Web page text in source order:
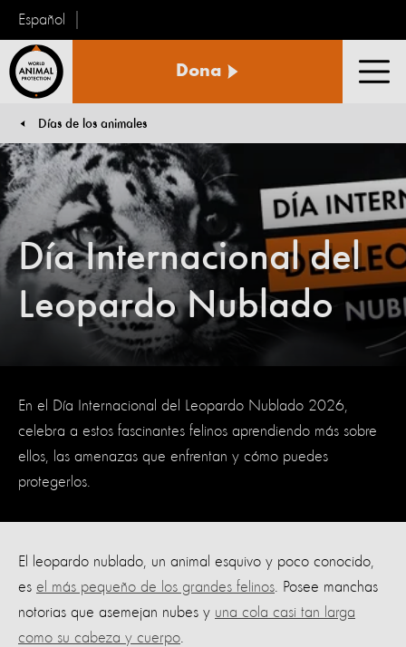
Español
Animal
Dona
Días de los animales
Día Internacional del
Leopardo Nublado
En el Día Internacional del Leopardo Nublado 2026,
celebra a estos fascinantes felinos aprendiendo más sobre
ellos, las amenazas que enfrentan y cómo puedes
protegerlos.
El leopardo nublado, un animal esquivo y poco conocido,
es el más pequeño de los grandes felinos. Posee manchas
notorias que asemejan nubes y una cola casi tan larga
como su cabeza y cuerpo.